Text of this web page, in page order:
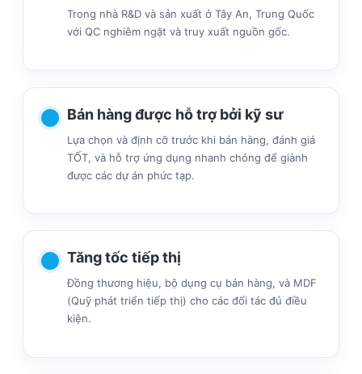
Trong nhà R&D và sản xuất ở Tây An, Trung Quốc
với QC nghiêm ngặt và truy xuất nguồn gốc.
Bán hàng được hỗ trợ bởi kỹ sư
Lựa chọn và định cỡ trước khi bán hàng, đánh giá
TỐT, và hỗ trợ ứng dụng nhanh chóng để giành
được các dự án phức tạp.
Tăng tốc tiếp thị
Đồng thương hiệu, bộ dụng cụ bán hàng, và MDF
(Quỹ phát triển tiếp thị) cho các đối tác đủ điều
kiện.